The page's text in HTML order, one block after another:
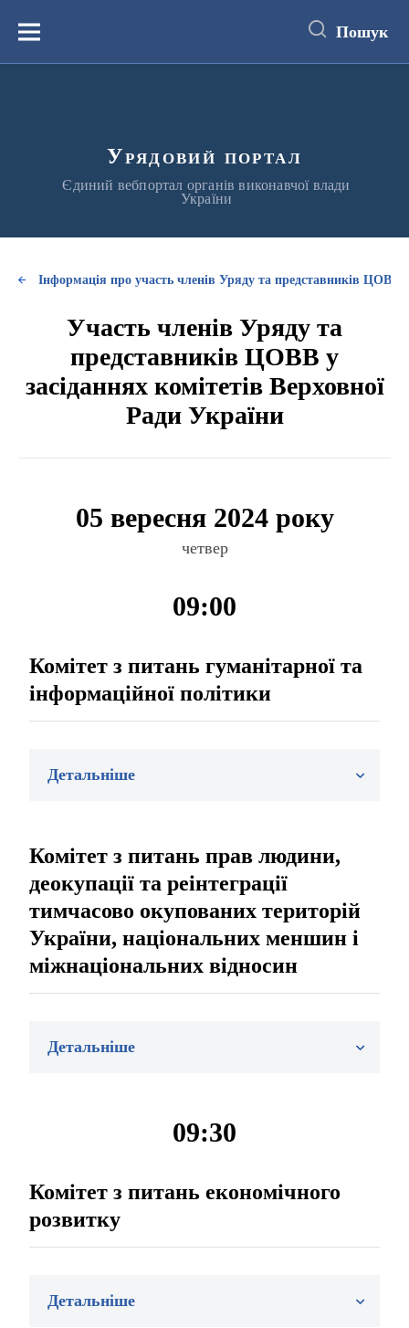
вмістуМеню Пошук
Урядовий портал
Єдиний вебпортал органів виконавчої влади
України
Інформація про участь членів Уряду та представників ЦОВВ
Участь членів Уряду та
представників ЦОВВ у
засіданнях комітетів Верховної
Ради України
05 вересня 2024 року
четвер
09:00
Комітет з питань гуманітарної та
інформаційної політики
Детальніше
Комітет з питань прав людини,
деокупації та реінтеграції
тимчасово окупованих територій
України, національних меншин і
міжнаціональних відносин
Детальніше
09:30
Комітет з питань економічного
розвитку
Детальніше